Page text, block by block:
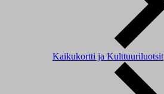
Kaikukortti ja Kulttuuriluotsit